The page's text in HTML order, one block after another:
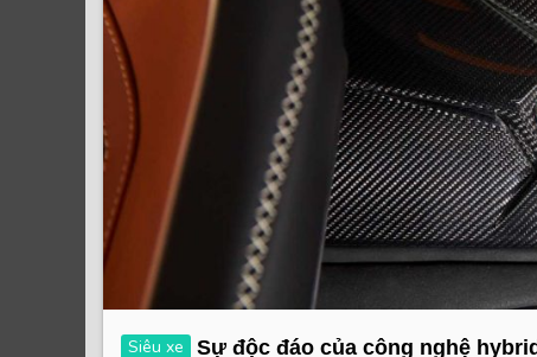
Siêu xe Sự độc đáo của công nghệ